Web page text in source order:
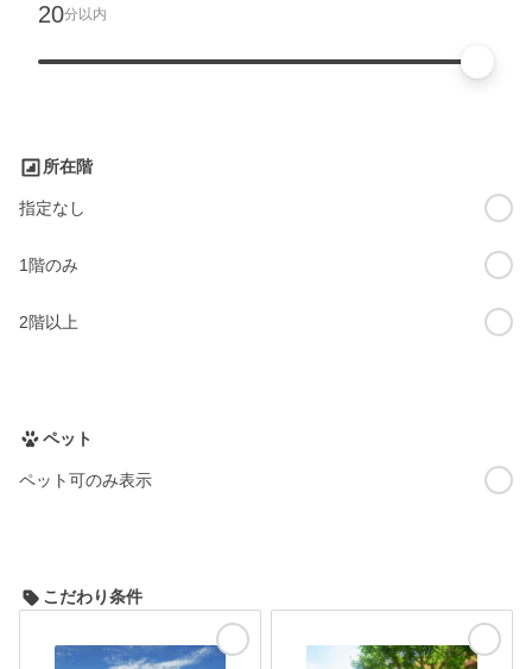
20分以内
所在階
指定なし
1階のみ
2階以上
ペット
ペット可のみ表示
こだわり条件